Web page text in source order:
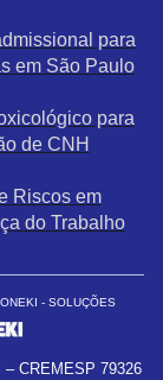
para
em São Paulo
para
de CNH
Riscos em
do Trabalho
- SOLUÇÕES
– CREMESP 79326